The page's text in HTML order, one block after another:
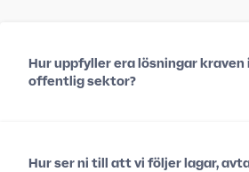
Hur uppfyller era lösningar kraven
offentlig sektor?
Hur ser ni till att vi följer lagar,